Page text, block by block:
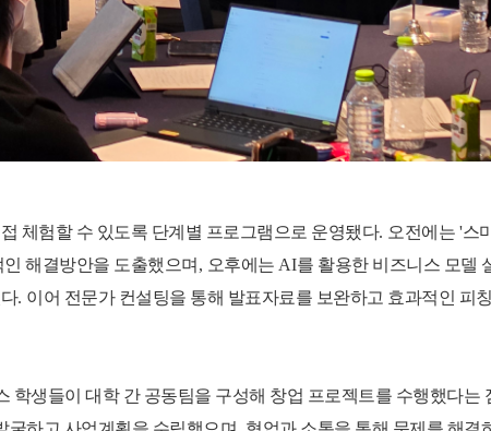
체험할 수 있도록 단계별 프로그램으로 운영됐다. 오전에는 '스
해결방안을 도출했으며 , 오후에는 AI를 활용한 비즈니스 모델
. 이어 전문가 컨설팅을 통해 발표자료를 보완하고 효과적인 피
생들이 대학 간 공동팀을 구성해 창업 프로젝트를 수행했다는